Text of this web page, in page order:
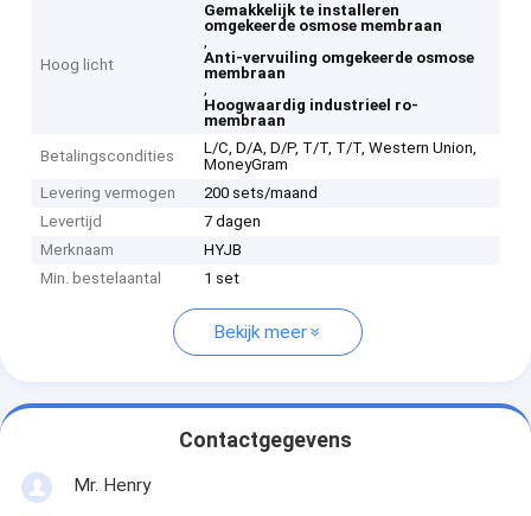
Hoog licht
Gemakkelijk te installeren
omgekeerde osmose membraan
,
Anti-vervuiling omgekeerde osmose
membraan
,
Hoogwaardig industrieel ro-
membraan
Betalingscondities
L/C, D/A, D/P, T/T, T/T, Western Union,
MoneyGram
Levering vermogen
200 sets/maand
Levertijd
7 dagen
Merknaam
HYJB
Min. bestelaantal
1 set
Bekijk meer
Contactgegevens
Mr. Henry